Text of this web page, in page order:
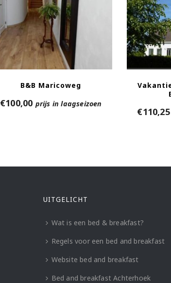
B&B Maricoweg
€100,00 prijs in laagseizoen
€110,25
UITGELICHT
Wat is een bed & breakfast?
Regels voor een bed and breakfast
Website bed and breakfast
Bed and breakfast Achterhoek